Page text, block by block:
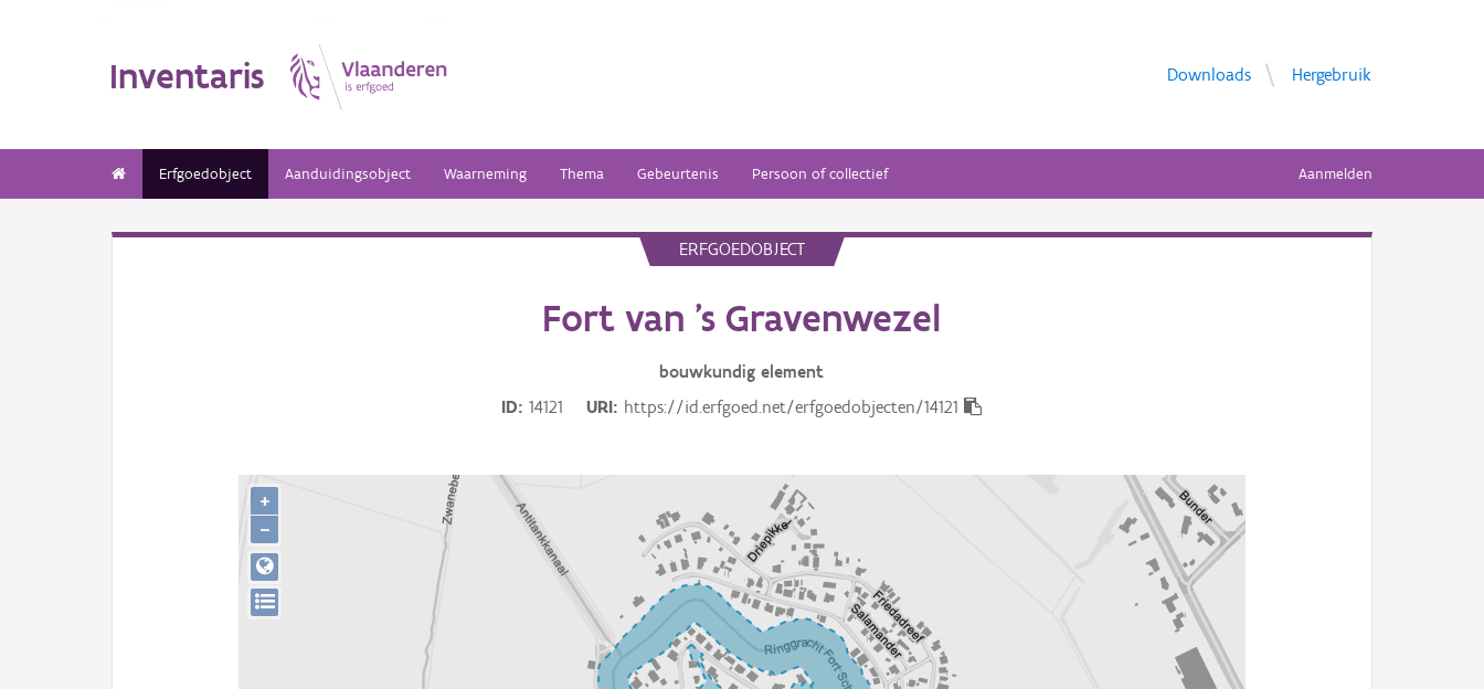
Inventaris Downloads Hergebruik
Erfgoedobject Aanduidingsobject Waarneming Thema Gebeurtenis Persoon of collectief Aanmelden
ERFGOEDOBJECT
Fort van 's Gravenwezel
bouwkundig element
ID
14121 URI https://id.erfgoed.net/erfgoedobjecten/14121
+
−